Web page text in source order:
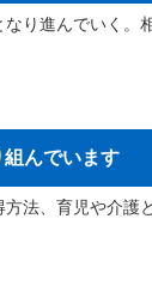
り進んでいく
んでいます
法、育児や介